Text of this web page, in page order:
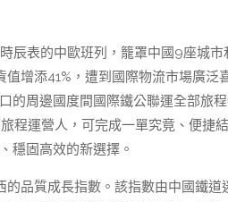
辰表的中歐班列，籠罩中國9座城市
增添41%，遭到國際物流市場廣泛
的周邊國度間國際鐵公聯運全部旅
程運營人，可完成一單究竟、便捷結
穩固高效的新選擇。
的品質成長指數。該指數由中國鐵道